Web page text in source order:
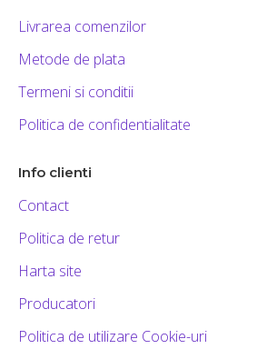
Livrarea comenzilor
Metode de plata
Termeni si conditii
Politica de confidentialitate
Info clienti
Contact
Politica de retur
Harta site
Producatori
Politica de utilizare Cookie-uri